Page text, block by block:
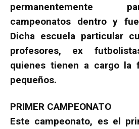
permanentemente
campeonatos dentro y
Dicha escuela particular
profesores, ex
quienes tienen a cargo la
pequeños.
PRIMER CAMPEONATO
Este campeonato, es el